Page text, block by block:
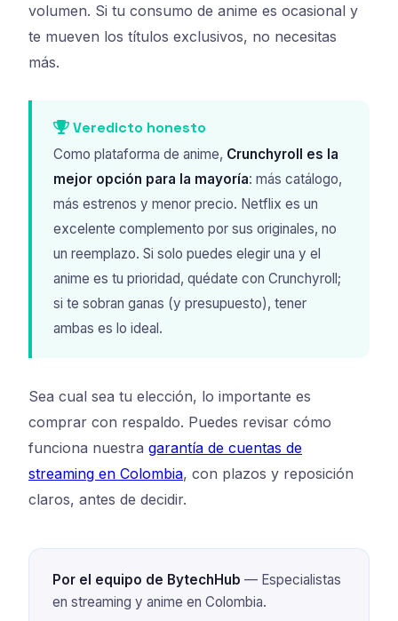
volumen. Si tu consumo de anime es ocasional y
te mueven los títulos exclusivos, no necesitas
más.
Veredicto honesto
Como plataforma de anime, Crunchyroll es la
mejor opción para la mayoría: más catálogo,
más estrenos y menor precio. Netflix es un
excelente complemento por sus originales, no
un reemplazo. Si solo puedes elegir una y el
anime es tu prioridad, quédate con Crunchyroll;
si te sobran ganas (y presupuesto), tener
ambas es lo ideal.
Sea cual sea tu elección, lo importante es
comprar con respaldo. Puedes revisar cómo
funciona nuestra garantía de cuentas de
streaming en Colombia, con plazos y reposición
claros, antes de decidir.
Por el equipo de BytechHub — Especialistas
en streaming y anime en Colombia.